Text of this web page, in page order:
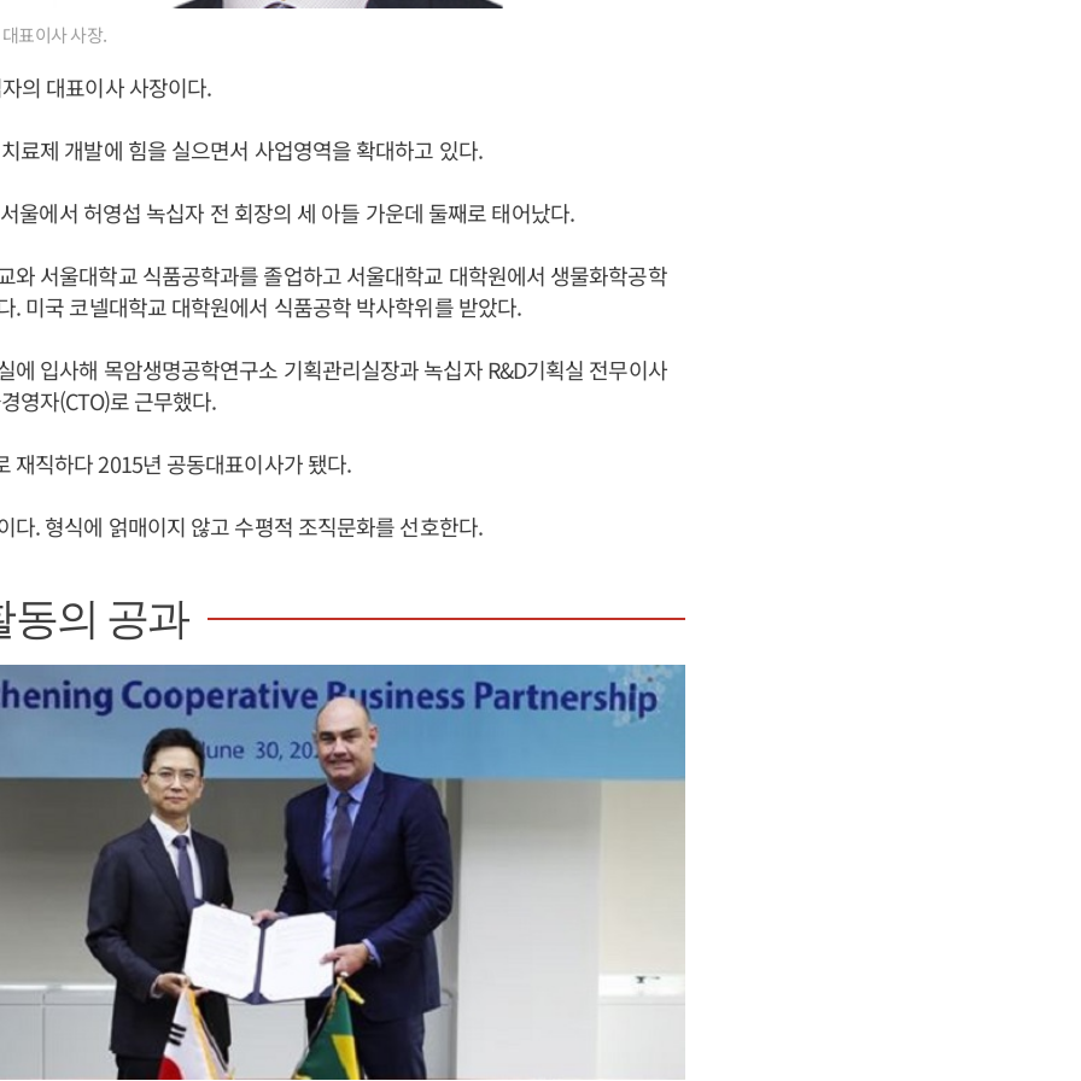
표이사 사장.
의 대표이사 사장이다.
료제 개발에 힘을 실으면서 사업영역을 확대하고 있다.
울에서 허영섭 녹십자 전 회장의 세 아들 가운데 둘째로 태어났다.
와 서울대학교 식품공학과를 졸업하고 서울대학교 대학원에서 생물화학공학
. 미국 코넬대학교 대학원에서 식품공학 박사학위를 받았다.
에 입사해 목암생명공학연구소 기획관리실장과 녹십자 R&D기획실 전무이사
영자(CTO)로 근무했다.
재직하다 2015년 공동대표이사가 됐다.
다. 형식에 얽매이지 않고 수평적 조직문화를 선호한다.
동의 공과